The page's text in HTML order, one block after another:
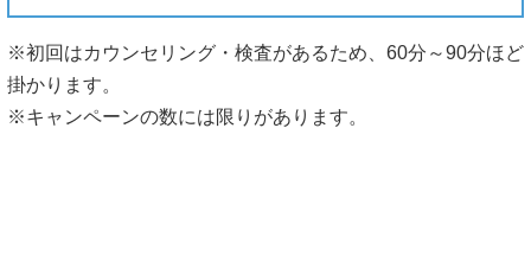
※初回はカウンセリング・検査があるため、60分～90分ほど
掛かります。
※キャンペーンの数には限りがあります。